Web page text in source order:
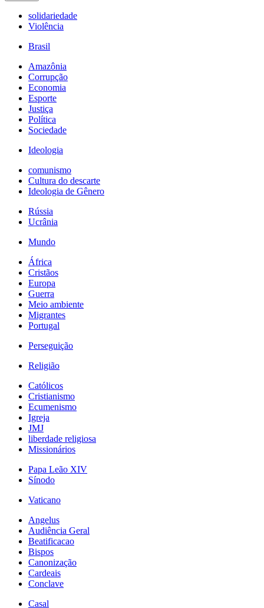
solidariedade
Violência
Brasil
Amazônia
Corrupção
Economia
Esporte
Justiça
Política
Sociedade
Ideologia
comunismo
Cultura do descarte
Ideologia de Gênero
Rússia
Ucrânia
Mundo
África
Cristãos
Europa
Guerra
Meio ambiente
Migrantes
Portugal
Perseguição
Religião
Católicos
Cristianismo
Ecumenismo
Igreja
JMJ
liberdade religiosa
Missionários
Papa Leão XIV
Sínodo
Vaticano
Angelus
Audiência Geral
Beatificacao
Bispos
Canonização
Cardeais
Conclave
Casal